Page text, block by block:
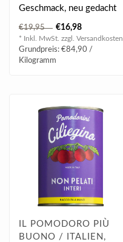
Geschmack, neu gedacht
– und unverkennbar
piemontesisch...
€19,95 €16,98
* Inkl. MwSt. zzgl. Versandkosten
Grundpreis: €84,90 /
Kilogramm
IL POMODORO PIÙ
BUONO / ITALIEN,